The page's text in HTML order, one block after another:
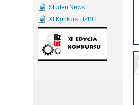
StudentNews
XI Konkurs FIZBIT